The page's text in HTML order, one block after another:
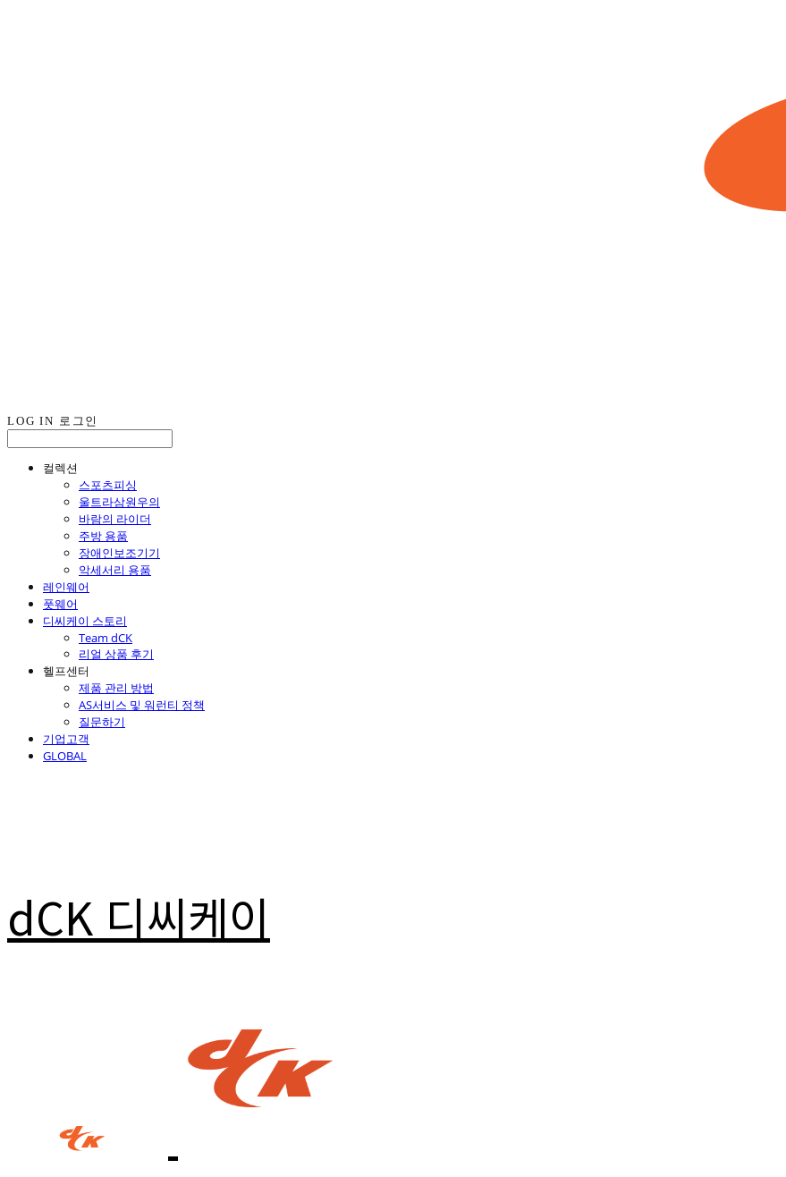
LOG IN 로그인
컬렉션
스포츠피싱
울트라삼원우의
바람의 라이더
주방 용품
장애인보조기기
악세서리 용품
레인웨어
풋웨어
디씨케이 스토리
Team dCK
리얼 상품 후기
헬프센터
제품 관리 방법
AS서비스 및 워런티 정책
질문하기
기업고객
GLOBAL
dCK 디씨케이